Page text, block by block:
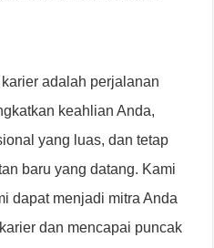
adalah perjalanan
keahlian Anda,
yang luas, dan tetap
baru yang datang. Kami
dapat menjadi mitra Anda
dan mencapai puncak